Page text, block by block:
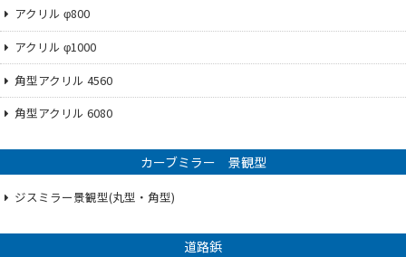
アクリル φ800
アクリル φ1000
角型アクリル 4560
角型アクリル 6080
カーブミラー 景観型
ジスミラー景観型(丸型・角型)
道路鋲